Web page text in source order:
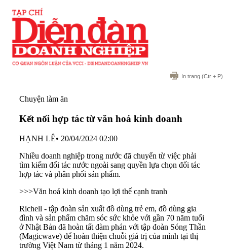
In trang (Ctr + P)
Chuyện làm ăn
Kết nối hợp tác từ văn hoá kinh doanh
HẠNH LÊ• 20/04/2024 02:00
Nhiều doanh nghiệp trong nước đã chuyển từ việc phải
tìm kiếm đối tác nước ngoài sang quyền lựa chọn đối tác
hợp tác và phân phối sản phẩm.
>>>Văn hoá kinh doanh tạo lợi thế cạnh tranh
Richell - tập đoàn sản xuất đồ dùng trẻ em, đồ dùng gia
đình và sản phẩm chăm sóc sức khỏe với gần 70 năm tuổi
ở Nhật Bản đã hoàn tất đàm phán với tập đoàn Sóng Thần
(Magicwave) để hoàn thiện chuỗi giá trị của mình tại thị
trường Việt Nam từ tháng 1 năm 2024.